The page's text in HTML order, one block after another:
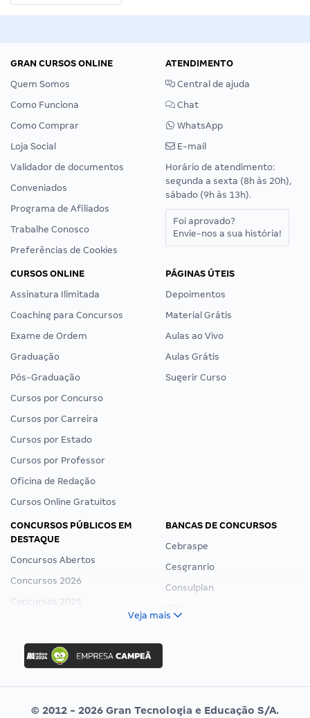
GRAN CURSOS ONLINE
Quem Somos
Como Funciona
Como Comprar
Loja Social
Validador de documentos
Conveniados
Programa de Afiliados
Trabalhe Conosco
Preferências de Cookies
ATENDIMENTO
Central de ajuda
Chat
WhatsApp
E-mail
Horário de atendimento:
segunda a sexta (8h às 20h),
sábado (9h às 13h).
Foi aprovado?
Envie-nos a sua história!
CURSOS ONLINE
Assinatura Ilimitada
Coaching para Concursos
Exame de Ordem
Graduação
Pós-Graduação
Cursos por Concurso
Cursos por Carreira
Cursos por Estado
Cursos por Professor
Oficina de Redação
Cursos Online Gratuitos
PÁGINAS ÚTEIS
Depoimentos
Material Grátis
Aulas ao Vivo
Aulas Grátis
Sugerir Curso
CONCURSOS PÚBLICOS EM
DESTAQUE
Concursos Abertos
Concursos 2026
Concursos 2025
Concurso Ibama
Concurso MPU
Editais publicados
BANCAS DE CONCURSOS
Cebraspe
Cesgranrio
Consulplan
Vunesp
Veja mais
© 2012 - 2026 Gran Tecnologia e Educação S/A.